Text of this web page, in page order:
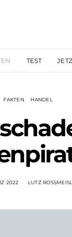
TEST
FAKTEN HANDEL
2022 LUTZ ROSSMEISL